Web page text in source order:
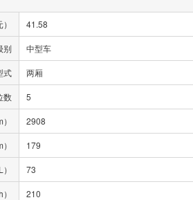
41.58
别 中型车
式 两厢
数 5
2908
179
73
210